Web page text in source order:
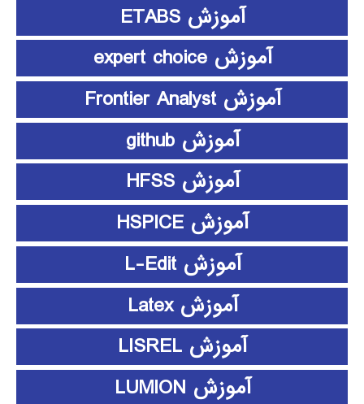
آموزش ETABS
آموزش expert choice
آموزش Frontier Analyst
آموزش github
آموزش HFSS
آموزش HSPICE
آموزش L-Edit
آموزش Latex
آموزش LISREL
آموزش LUMION